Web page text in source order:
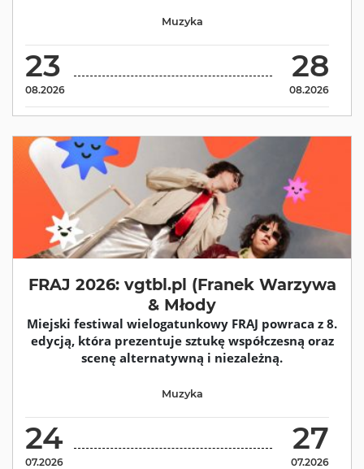
23
08.2026
28
08.2026
Muzyka
FRAJ 2026: vgtbl.pl (Franek Warzywa
& Młody
Miejski festiwal wielogatunkowy FRAJ powraca z 8.
edycją, która prezentuje sztukę współczesną oraz
scenę alternatywną i niezależną.
24
07.2026
27
07.2026
Muzyka